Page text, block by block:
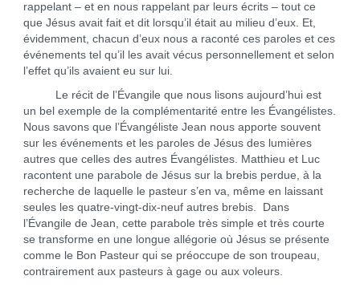
rappelant – et en nous rappelant par leurs écrits – tout ce
que Jésus avait fait et dit lorsqu’il était au milieu d’eux. Et,
évidemment, chacun d’eux nous a raconté ces paroles et ces
événements tel qu’il les avait vécus personnellement et selon
l’effet qu’ils avaient eu sur lui.
Le récit de l’Évangile que nous lisons aujourd’hui est
un bel exemple de la complémentarité entre les Évangélistes.
Nous savons que l’Évangéliste Jean nous apporte souvent
sur les événements et les paroles de Jésus des lumières
autres que celles des autres Évangélistes. Matthieu et Luc
racontent une parabole de Jésus sur la brebis perdue, à la
recherche de laquelle le pasteur s’en va, même en laissant
seules les quatre-vingt-dix-neuf autres brebis. Dans
l’Évangile de Jean, cette parabole très simple et très courte
se transforme en une longue allégorie où Jésus se présente
comme le Bon Pasteur qui se préoccupe de son troupeau,
contrairement aux pasteurs à gage ou aux voleurs.